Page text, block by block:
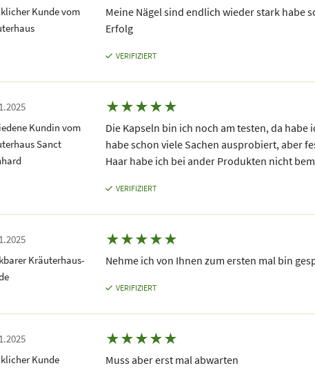
Kunde vom
Meine Nägel sind endlich wieder stark habe
Erfolg
VERIFIZIERT
Kundin vom
Sanct
★★★★★
Die Kapseln bin ich noch am testen, da habe
habe schon viele Sachen ausprobiert, aber
Haar habe ich bei ander Produkten nicht
VERIFIZIERT
Kräuterhaus-
★★★★★
Nehme ich von Ihnen zum ersten mal bin
VERIFIZIERT
Kunde
★★★★★
Muss aber erst mal abwarten